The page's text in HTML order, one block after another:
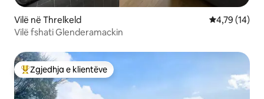
Vilë në Threlkeld Vlerësimi
4,79 (14)
Vilë fshati Glenderamackin
Më të mirat e zgjedhjeve të klientëve
Zgjedhja e klientëve